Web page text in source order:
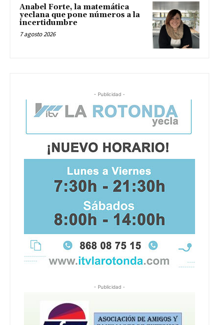
Anabel Forte, la matemática
yeclana que pone números a la
incertidumbre
7 agosto 2026
- Publicidad -
- Publicidad -